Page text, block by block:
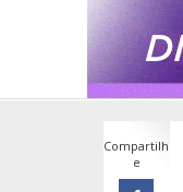
Compartilh
e